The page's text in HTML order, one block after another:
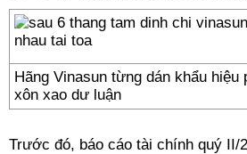
Hãng Vinasun từng dán khẩu hiệu
xôn xao dư luận
Trước đó, báo cáo tài chính quý II/